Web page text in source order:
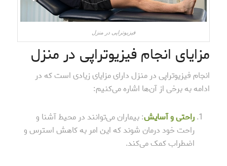
فیزیوتراپی در منزل
مزایای انجام فیزیوتراپی در منزل
انجام فیزیوتراپی در منزل دارای مزایای زیادی است که در
ادامه به برخی از آن‌ها اشاره می‌کنیم:
راحتی و آسایش: بیماران می‌توانند در محیط آشنا و
راحت خود درمان شوند که این امر به کاهش استرس و
اضطراب کمک می‌کند.